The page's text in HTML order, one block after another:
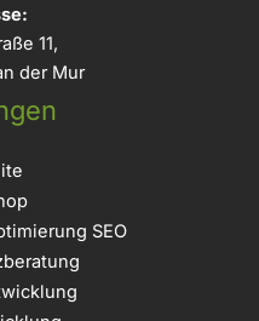
11,
der Mur
SEO